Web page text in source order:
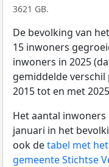
3621 GB.
De bevolking van
15 inwoners
inwoners in 2025
gemiddelde
2015 tot en met
Het aantal inwoners
januari in het
ook detabel met
gemeente Stichtse